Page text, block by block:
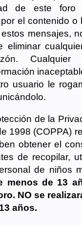
de este
el contenido o
mensajes,
eliminar
Cualquier
usuario le
de la
1998 (COPPA)
obtener el
de recopilar,
de niños
menos de 13
NO se
años.